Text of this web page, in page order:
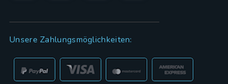
Unsere Zahlungsmöglichkeiten: